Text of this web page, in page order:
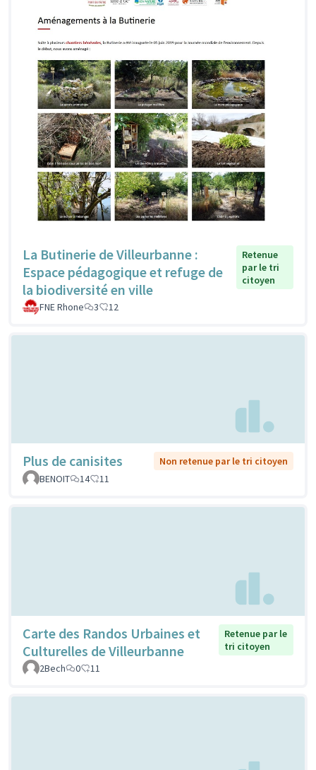
La Butinerie de Villeurbanne :
Espace pédagogique et refuge de
la biodiversité en ville
Retenue
par le tri
citoyen
FNE Rhone 3 12
Plus de canisites
Non retenue par le tri citoyen
BENOIT
14 11
Carte des Randos Urbaines et
Culturelles de Villeurbanne
Retenue par le
tri citoyen
2Bech
0 11